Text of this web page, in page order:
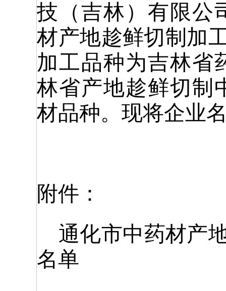
技（吉林）有限公
材产地趁鲜切制加
加工品种为吉林省
林省产地趁鲜切制
材品种。现将企业
附件：
通化市中药材产
名单